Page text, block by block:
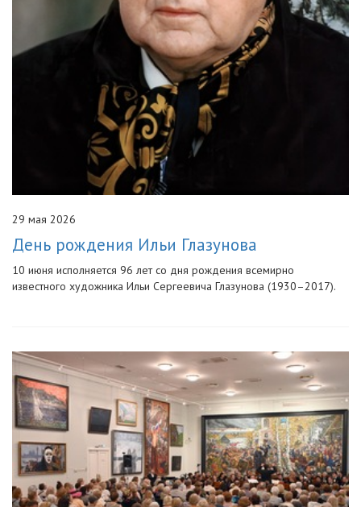
29 мая 2026
День рождения Ильи Глазунова
10 июня исполняется 96 лет со дня рождения всемирно
известного художника Ильи Сергеевича Глазунова (1930–2017).